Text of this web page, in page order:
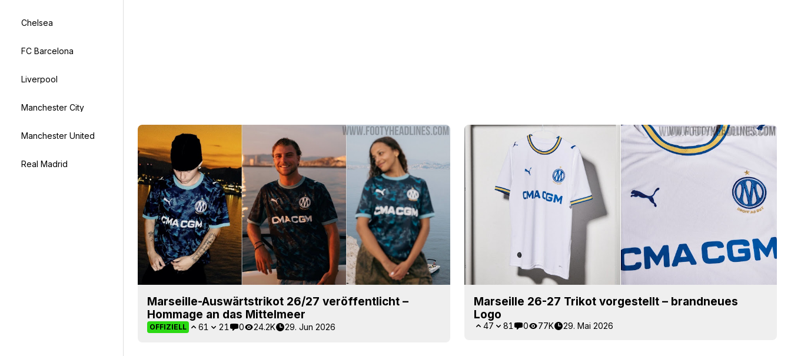
Chelsea
FC Barcelona
Liverpool
Manchester City
Manchester United
Real Madrid
Marseille-Auswärtstrikot 26/27 veröffentlicht –
Hommage an das Mittelmeer
OFFIZIELL 61 21 0 24.2K 29. Jun 2026
Marseille 26-27 Trikot vorgestellt – brandneues
Logo
47 81 0 77K 29. Mai 2026